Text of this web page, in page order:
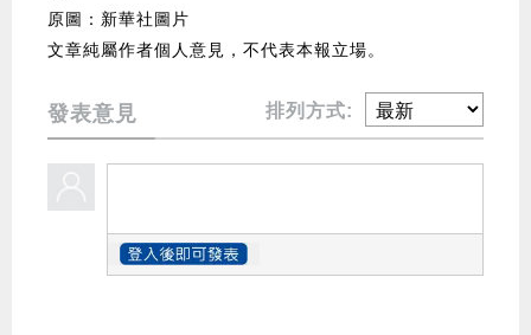
原圖：新華社圖片
文章純屬作者個人意見，不代表本報立場。
發表意見 排列方式: